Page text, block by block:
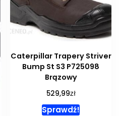
Caterpillar Trapery Striver
Bump St S3 P725098
Brązowy
529,99zł
Sprawdź!